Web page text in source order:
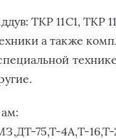
ТКР 11С1, ТКР
а также
75,Т-4А,Т-16,Т-